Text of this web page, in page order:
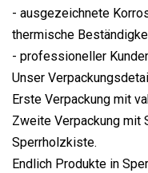
- ausgezeichnete
thermische
- professioneller
Unser
Erste Verpackung mit
Zweite Verpackung mit
Sperrholzkiste.
Endlich Produkte in